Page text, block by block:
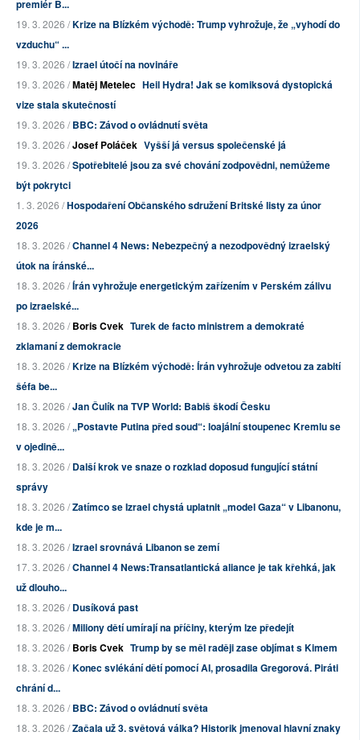
premiér B...
19. 3. 2026 /Krize na Blízkém východě: Trump vyhrožuje, že „vyhodí do
vzduchu“ ...
19. 3. 2026 /Izrael útočí na novináře
19. 3. 2026 /Matěj Metelec Heil Hydra! Jak se komiksová dystopická
vize stala skutečností
19. 3. 2026 /BBC: Závod o ovládnutí světa
19. 3. 2026 /Josef Poláček Vyšší já versus společenské já
19. 3. 2026 /Spotřebitelé jsou za své chování zodpovědni, nemůžeme
být pokrytci
1. 3. 2026 /Hospodaření Občanského sdružení Britské listy za únor
2026
18. 3. 2026 /Channel 4 News: Nebezpečný a nezodpovědný izraelský
útok na íránské...
18. 3. 2026 /Írán vyhrožuje energetickým zařízením v Perském zálivu
po izraelské...
18. 3. 2026 /Boris Cvek Turek de facto ministrem a demokraté
zklamaní z demokracie
18. 3. 2026 /Krize na Blízkém východě: Írán vyhrožuje odvetou za zabití
šéfa be...
18. 3. 2026 /Jan Čulík na TVP World: Babiš škodí Česku
18. 3. 2026 /„Postavte Putina před soud“: loajální stoupenec Kremlu se
v ojedině...
18. 3. 2026 /Další krok ve snaze o rozklad doposud fungující státní
správy
18. 3. 2026 /Zatímco se Izrael chystá uplatnit „model Gaza“ v Libanonu,
kde je m...
18. 3. 2026 /Izrael srovnává Libanon se zemí
17. 3. 2026 /Channel 4 News:Transatlantická aliance je tak křehká, jak
už dlouho...
18. 3. 2026 /Dusíková past
18. 3. 2026 /Miliony dětí umírají na příčiny, kterým lze předejít
18. 3. 2026 /Boris Cvek Trump by se měl raději zase objímat s Kimem
18. 3. 2026 /Konec svlékání dětí pomocí AI, prosadila Gregorová. Piráti
chrání d...
18. 3. 2026 /BBC: Závod o ovládnutí světa
18. 3. 2026 /Začala už 3. světová válka? Historik jmenoval hlavní znaky